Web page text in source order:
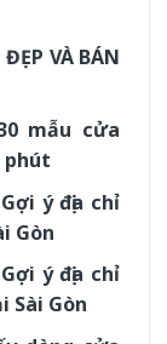
VÀ BÁN
mẫu cửa
phút
ý địa chỉ
Gòn
ý địa chỉ
Sài Gòn